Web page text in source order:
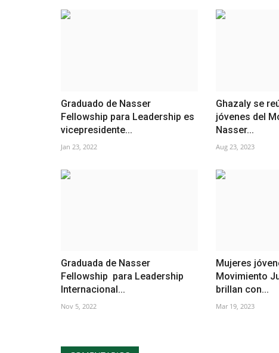
Graduado de Nasser
Fellowship para Leadership es
vicepresidente...
Jan 23, 2022
Ghazaly se
jóvenes del
Nasser...
Aug 23, 2023
Graduada de Nasser
Fellowship para Leadership
Internacional...
Nov 5, 2022
Mujeres
Movimiento
brillan con...
Mar 19, 2023